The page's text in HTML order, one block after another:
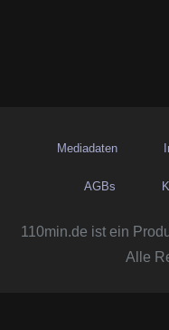
Mediadaten
AGBs
110min.de ist ein
Alle